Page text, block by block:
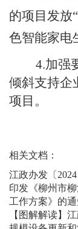
的项目发放
色智能家电
4.加强
倾斜支持企
项目。
相关文档：
江政办发〔
印发《柳州市
工作方案》的
【图解解读】